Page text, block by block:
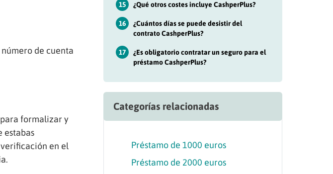
de cuenta
formalizar y
estabas
en el
15 ¿Qué otros costes incluye CashperPlus?
16
¿Cuántos días se puede desistir del
contrato CashperPlus?
17
¿Es obligatorio contratar un seguro para el
préstamo CashperPlus?
Categorías relacionadas
Préstamo de 1000 euros
Préstamo de 2000 euros